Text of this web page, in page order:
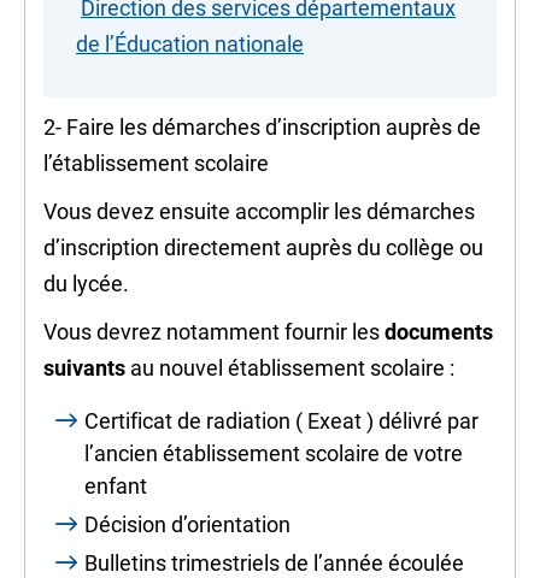
Direction des services départementaux
de l’Éducation nationale
2- Faire les démarches d’inscription auprès de
l’établissement scolaire
Vous devez ensuite accomplir les démarches
d’inscription directement auprès du collège ou
du lycée.
Vous devrez notamment fournir lesdocuments
suivants au nouvel établissement scolaire :
Certificat de radiation ( Exeat) délivré par
l’ancien établissement scolaire de votre
enfant
Décision d’orientation
Bulletins trimestriels de l’année écoulée